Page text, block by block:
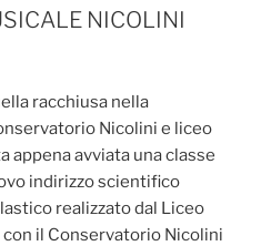
NICOLINI
racchiusa nella
Nicolini e liceo
appena avviata una classe
indirizzo scientifico
realizzato dal Liceo
il Conservatorio Nicolini